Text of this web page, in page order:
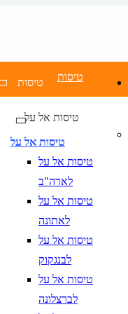
טיסות טיסות
טיסות אל על
טיסות אל על
טיסות אל על
לארה"ב
טיסות אל על
לאתונה
טיסות אל על
לבנגקוק
טיסות אל על
לברצלונה